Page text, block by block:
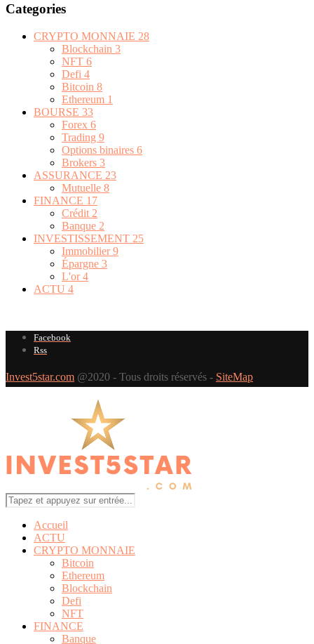
Categories
CRYPTO MONNAIE 28
Blockchain 3
NFT 6
Defi 4
Bitcoin 8
Ethereum 1
BOURSE 33
Forex 6
Trading 9
Options binaires 6
Brokers 3
ASSURANCE 23
Mutuelle 8
FINANCE 17
Crédit 2
Banque 2
INVESTISSEMENT 25
Immobilier9
Épargne 3
L'or4
ACTU 4
Facebook
Rss
Invest5star.com @2020 - Tous droits réservés - SiteMap
Accueil
ACTU
CRYPTO MONNAIE
Bitcoin
Ethereum
Blockchain
Defi
NFT
FINANCE
Banque